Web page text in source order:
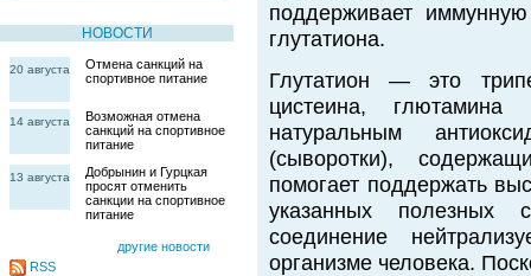
НОВОСТИ
20 августа
Отмена санкций на
спортивное питание
14 августа
Возможная отмена
санкций на спортивное
питание
13 августа
Добрынин и Гурцкая
просят отменить
санкции на спортивное
питание
другие новости
RSS
поддерживает
глутатиона.
Глутатион — это
цистеина, глютамина
натуральным
(сыворотки),
помогает поддержать
указанных полезных
соединение
организме человека.